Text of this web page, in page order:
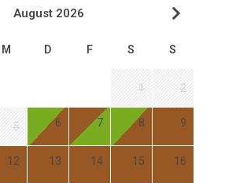
August 2026
M D F S S
1 2
5 6 7 8 9
12 13 14 15 16